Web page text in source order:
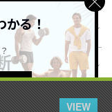
VIEW
かる！